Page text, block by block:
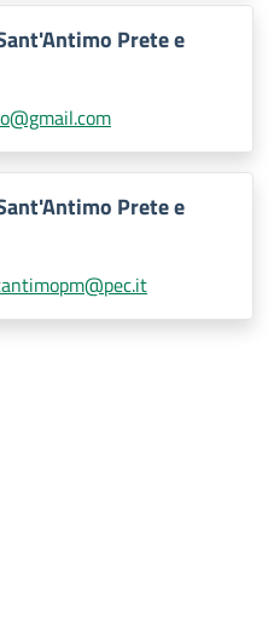
Prete e
Prete e